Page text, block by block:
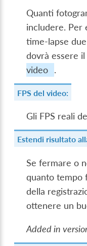
Quanti
includere. Per
time-lapse
dovrà essere
video
.
FPS del video:
Gli FPS reali
Estendi risultato
Se fermare o
quanto tempo
della
ottenere un
Added in